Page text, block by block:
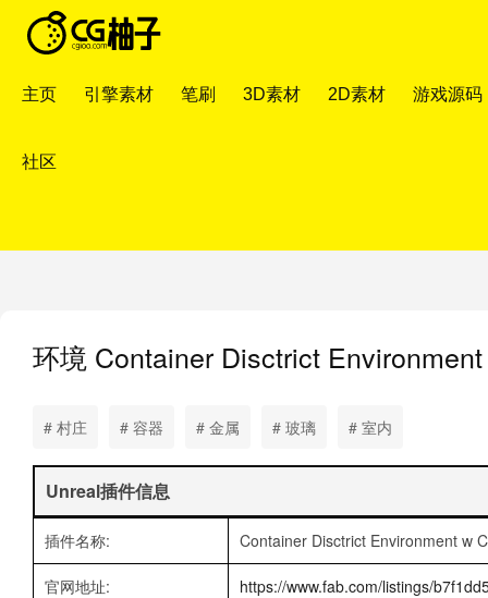
主页 引擎素材 笔刷 3D素材 2D素材 游戏源码
社区
环境 Container Disctrict
# 村庄 # 容器 # 金属 # 玻璃 # 室内
Unreal插件信息
插件名称: Container Disctrict Environment w
官网地址: https://www.fab.com/listings/